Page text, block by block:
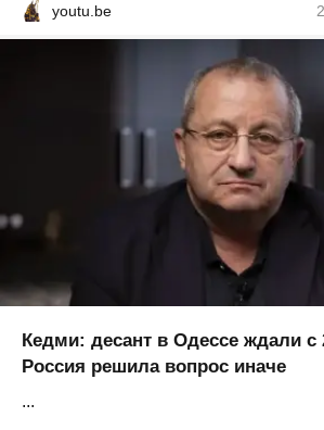
youtu.be
Кедми: десант в Одессе ждали с
Россия решила вопрос иначе
...